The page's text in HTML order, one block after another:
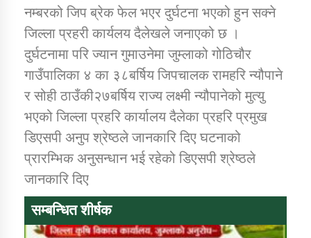
कर्णाली प्रविधि शिक्षालय जुम्लाको सुचना
सामाजिक बिकास कार्यालय जुम्लाकाे सुचना
नम्बरको जिप ब्रेक फेल भएर दुर्घटना भएको हुन सक्ने
जिल्ला प्रहरी कार्यलय दैलेखले जनाएको छ ।
दुर्घटनामा परि ज्यान गुमाउनेमा जुम्लाको गोठिचौर
गाउँपालिका ४ का ३८बर्षिय जिपचालक रामहरि न्यौपाने
र सोही ठाउँकी२७बर्षिय राज्य लक्ष्मी न्यौपानेको मुत्यु
भएको जिल्ला प्रहरि कार्यालय दैलेका प्रहरि प्रमुख
डिएसपी अनुप श्रेष्ठले जानकारि दिए घटनाको
प्रारम्भिक अनुसन्धान भई रहेको डिएसपी श्रेष्ठले
जानकारि दिए
सम्बन्धित शीर्षक